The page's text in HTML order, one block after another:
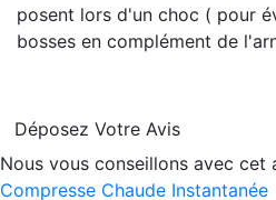
posent lors d'un choc ( pour
bosses en complément de
Déposez Votre Avis
Nous vous conseillons avec cet
Compresse Chaude Instantanée